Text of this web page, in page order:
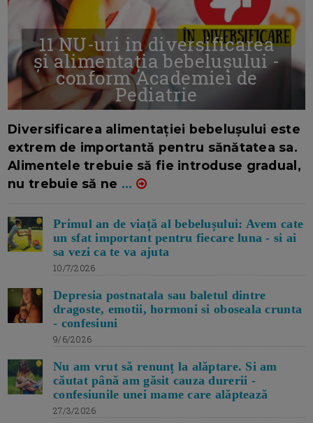
11 NU-uri in diversificarea
și alimentația bebelușului -
conform Academiei de
Pediatrie
Diversificarea alimentației bebelușului este
extrem de importantă pentru sănătatea sa.
Alimentele trebuie să fie introduse gradual,
nu trebuie să ne ...
Primul an de viață al bebelușului: Avem cate
un sfat important pentru fiecare luna - si ai
sa vezi ca te va ajuta
10/7/2026
Depresia postnatala sau baletul dintre
dragoste, emotii, hormoni si oboseala crunta
- confesiuni
9/6/2026
Nu am vrut să renunț la alăptare. Si am
căutat până am găsit cauza durerii -
confesiunile unei mame care alăptează
27/3/2026